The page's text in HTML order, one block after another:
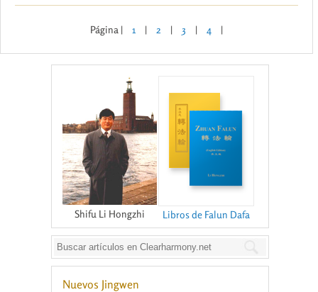
Página | 1 | 2 | 3 | 4 |
Shifu Li Hongzhi Libros de Falun Dafa
Nuevos Jingwen